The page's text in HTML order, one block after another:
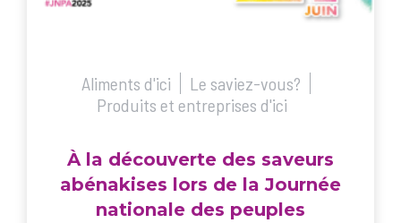
Aliments d'ici
Le saviez-vous?
Produits et entreprises d'ici
À la découverte des saveurs
abénakises lors de la Journée
nationale des peuples